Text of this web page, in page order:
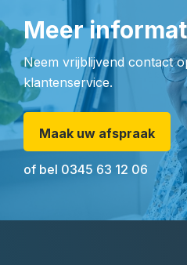
Meer
Neem vrijblijvend contact
klantenservice.
Maak uw afspraak
of bel 0345 63 12 06